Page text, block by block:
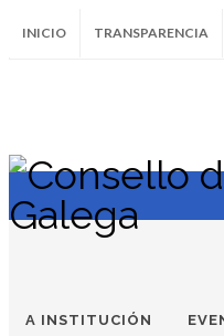
INICIO TRANSPARENCIA
A INSTITUCIÓN